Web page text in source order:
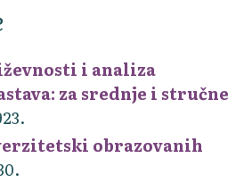
i analiza
za srednje i stručne
obrazovanih